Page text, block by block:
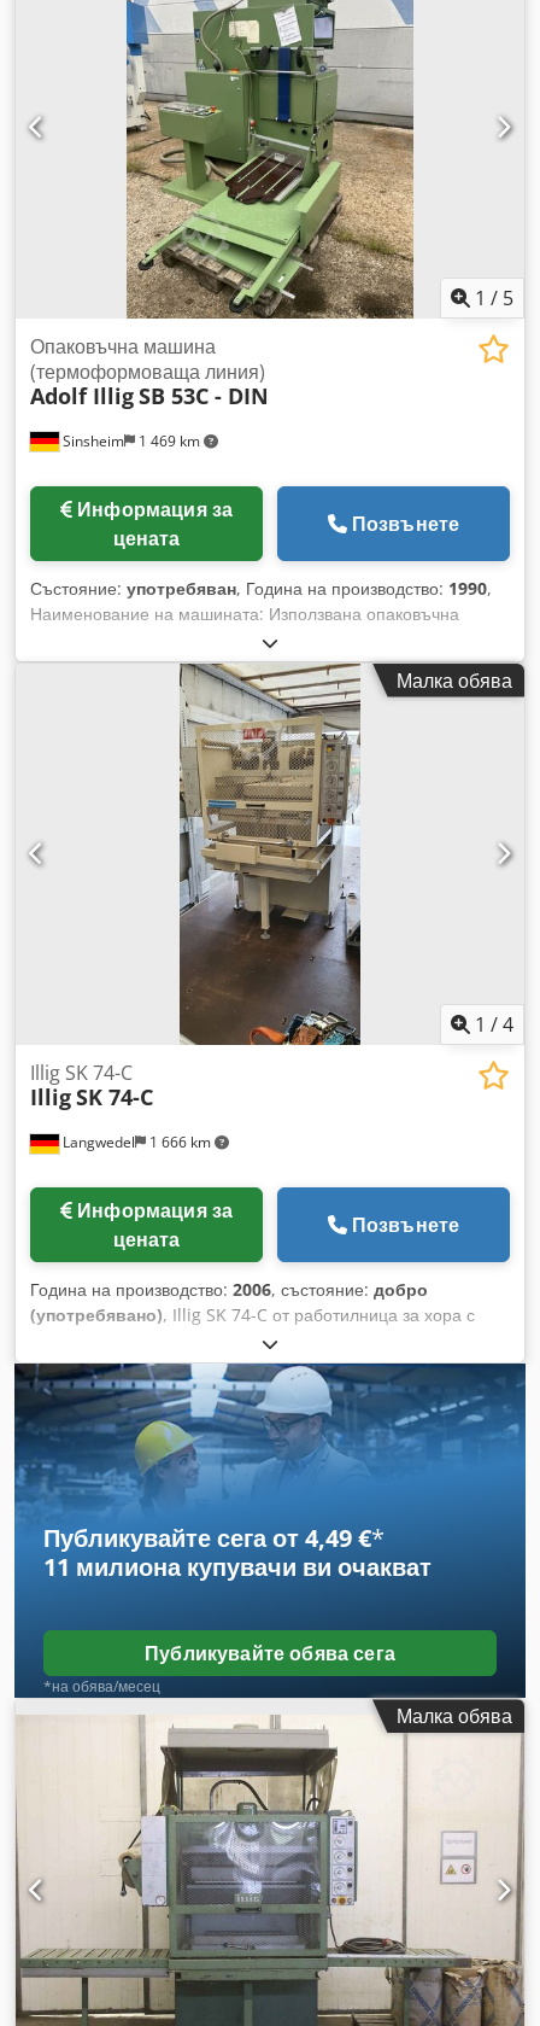
помпа: Busch R5. Размери на машината X/Y/Z:
приблизително 1700 мм/1300 мм/2600 мм, тегло:
приблизително 500 кг. Има налична документация.
Възможен е оглед на място. Chjdpfx Akezqu Eyeroa
1 / 5
Sinsheim 1 469 km
Опаковъчна машина
(термоформоваща линия)
Adolf IlligSB 53C - DIN
Информация за
цената
Позвънете
Състояние: употребяван, Година на производство: 1990,
Наименование на машината: Използвана опаковъчна
машина (термоформоващ автомат) Производител: Adolf
Illig Модел: SB 53C - DIN Година на производство: 1990
Задвижващ мотор: 1,24 kW Размери: Д 1.600 x Ш 1.135 x В
2.710 мм Тегло (нето): 500 кг Техническа документация: Да
Бележка: Отоплителна мощност: 4,5 kW (15 керамични
инфрачервени нагревателя) Вакуумна система:
максимално вакуумно налягане 0,95 kp/cm2 Формати:
площ на формоване: 405×500 мм, размер на картона:
400×495 мм, ширина на фолиото: 445 мм, положителна
дълбочина на изтегляне: 150 мм, отрицателна дълбочина
на изтегляне: 150 мм, височина на опаковката: 150 мм,
макс. диаметър на ролка фолио (блистер): 400 мм, макс.
диаметър на ролка фолио (skin): 350 мм, вътрешен
диаметър на ролката: 70 мм Състояние: Употребяван
Цена: По запитване Codoxm Sa Hopfx Akroha
Малка обява
1 /4
Langwedel 1 666 km
Illig SK 74-C
IlligSK 74-C
Информация за
цената
Позвънете
Година на производство: 2006, състояние: добро
(употребявано), Illig SK 74-C от работилница за хора с
увреждания Година на производство: 2006 Сериен номер:
426-0172 Cjdpfxsr Nv E Ns Akroha +2 палета с около 38
ролки фолио Размери (мм): приблизително
2200x1600x1600
Публикувайте сега от 4,49 €*
11 милиона купувачи ви очакват
Публикувайте обява сега
*на обява/месец
Малка обява